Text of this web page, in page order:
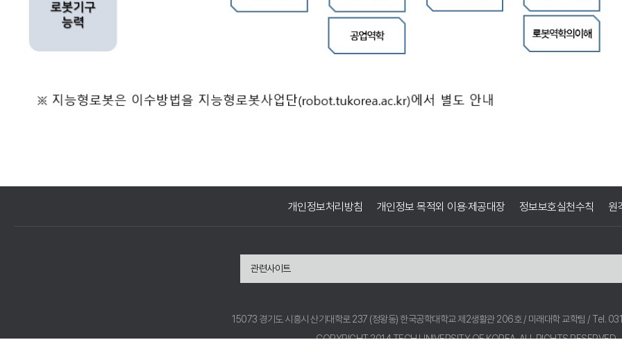
개인정보처리방침 개인정보 목적외 이용·제공대장 정보보호실천수칙 원
관련사이트
15073 경기도 시흥시 산기대학로 237 (정왕동) 한국공학대학교 제2생활관 206호 / 미래대학 교학팀 / Tel.
COPYRIGHT 2014 TECH UNIVERSITY OF KOREA.ALL RIGHTS RESERVED.